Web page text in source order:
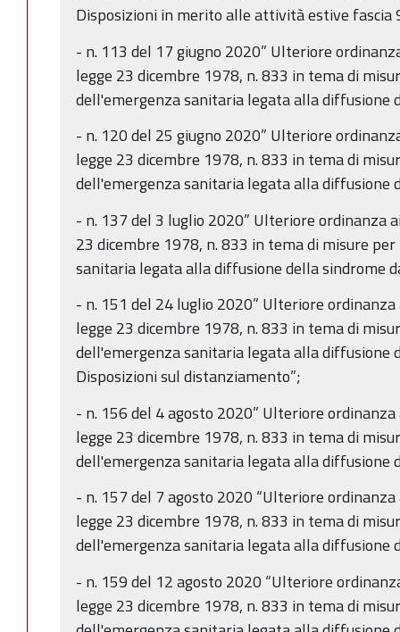
Disposizioni in merito alle attività estive fascia
- n. 113 del 17 giugno 2020” Ulteriore
legge 23 dicembre 1978, n. 833 in tema di
dell'emergenza sanitaria legata alla diffusione
- n. 120 del 25 giugno 2020” Ulteriore
legge 23 dicembre 1978, n. 833 in tema di
dell'emergenza sanitaria legata alla diffusione
- n. 137 del 3 luglio 2020” Ulteriore ordinanza
23 dicembre 1978, n. 833 in tema di misure
sanitaria legata alla diffusione della sindrome
- n. 151 del 24 luglio 2020” Ulteriore
legge 23 dicembre 1978, n. 833 in tema di
dell'emergenza sanitaria legata alla diffusione
Disposizioni sul distanziamento”;
- n. 156 del 4 agosto 2020” Ulteriore
legge 23 dicembre 1978, n. 833 in tema di
dell'emergenza sanitaria legata alla diffusione
- n. 157 del 7 agosto 2020 “Ulteriore
legge 23 dicembre 1978, n. 833 in tema di
dell'emergenza sanitaria legata alla diffusione
- n. 159 del 12 agosto 2020 “Ulteriore
legge 23 dicembre 1978, n. 833 in tema di